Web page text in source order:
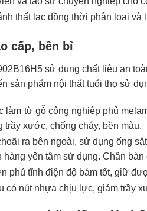
thất lạc đồng thời phân loại
cấp, bền bỉ
sử dụng chất liệu an
sản phẩm nội thất tuổi thọ sử
làm từ gỗ công nghiệp phủ
trầy xước, chống cháy, bền màu.
ra bên ngoài, sử dụng ống
hàng yên tâm sử dụng. Chân
phủ tĩnh điện độ bám tốt, giữ
có nút nhựa chịu lực, giảm trầy